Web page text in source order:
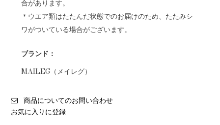
合があります。
＊ウエア類はたたんだ状態でのお届けのため、たたみシ
ワがついている場合がございます。
ブランド：
MAILEG（メイレグ）
商品についてのお問い合わせ
お気に入りに登録